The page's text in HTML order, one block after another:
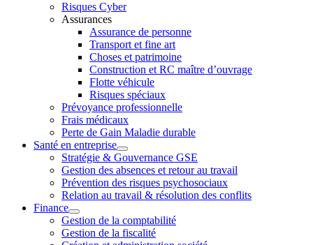
Risques Cyber
Assurances
Assurance de personne
Transport et fine art
Choses et patrimoine
Construction et RC maître d’ouvrage
Flotte véhicule
Risques spéciaux
Prévoyance professionnelle
Frais médicaux
Perte de Gain Maladie durable
Santé en entreprise
Stratégie & Gouvernance GSE
Gestion des absences et retour au travail
Prévention des risques psychosociaux
Relation au travail & résolution des conflits
Finance
Gestion de la comptabilité
Gestion de la fiscalité